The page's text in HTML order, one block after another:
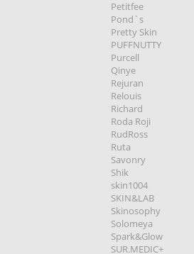
Petitfee
Pond`s
Pretty Skin
PUFFNUTTY
Purcell
Qinye
Rejuran
Relouis
Richard
Roda Roji
RudRoss
Ruta
Savonry
Shik
skin1004
SKIN&LAB
Skinosophy
Solomeya
Spark&Glow
SUR.MEDIC+